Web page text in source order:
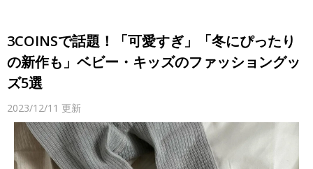
3COINSで話題！「可愛すぎ」「冬にぴったり
の新作も」ベビー・キッズのファッショングッ
ズ5選
2023/12/11 更新